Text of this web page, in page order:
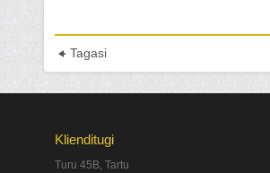
Tagasi
Klienditugi
Turu 45B, Tartu